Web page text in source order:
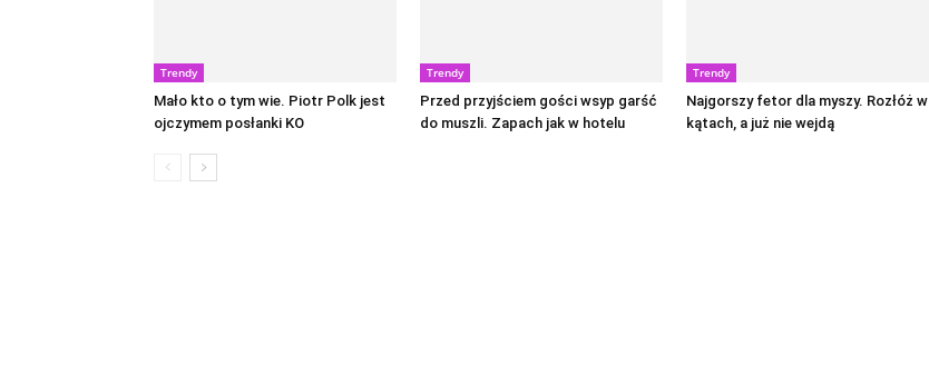
Trendy
Mało kto o tym wie. Piotr Polk jest
ojczymem posłanki KO
Trendy
Przed przyjściem gości wsyp garść
do muszli. Zapach jak w hotelu
Trendy
Najgorszy fetor dla myszy. Rozłóż w
kątach, a już nie wejdą